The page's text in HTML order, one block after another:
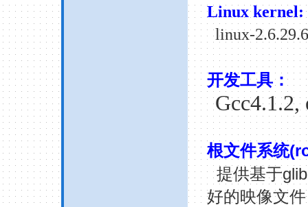
Linux kernel:
linux-2.6.29
开发工具：
根文件系统
提供基于
好的映像文件